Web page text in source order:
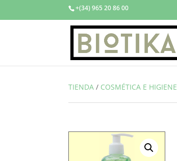
+(34) 965 20 86 00
TIENDA / COSMÉTICA E HIGIENE